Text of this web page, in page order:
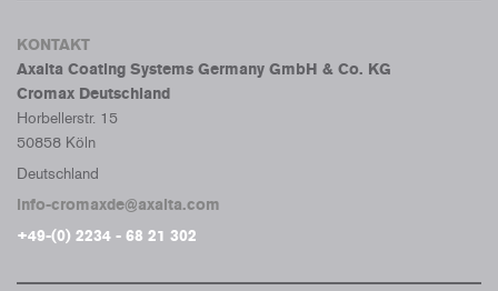
KONTAKT
Axalta Coating Systems Germany GmbH & Co. KG
Cromax Deutschland
Horbellerstr. 15
50858 Köln
Deutschland
info-cromaxde@axalta.com
+49-(0) 2234 - 68 21 302